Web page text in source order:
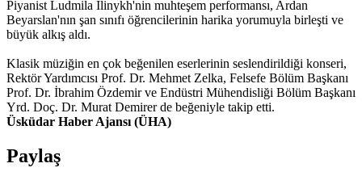
Piyanist Ludmila Ilinykh'nin muhteşem performansı, Ardan
Beyarslan'nın şan sınıfı öğrencilerinin harika yorumuyla birleşti ve
büyük alkış aldı.
Klasik müziğin en çok beğenilen eserlerinin seslendirildiği konseri,
Rektör Yardımcısı Prof. Dr. Mehmet Zelka, Felsefe Bölüm Başkanı
Prof. Dr. İbrahim Özdemir ve Endüstri Mühendisliği Bölüm Başkanı
Yrd. Doç. Dr. Murat Demirer de beğeniyle takip etti.
Üsküdar Haber Ajansı (ÜHA)
Paylaş